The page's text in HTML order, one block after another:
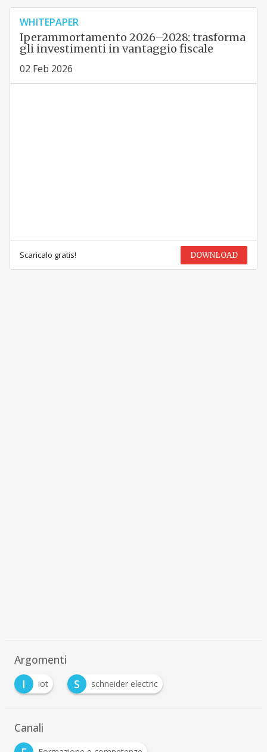
WHITEPAPER
Iperammortamento 2026–2028: trasforma
gli investimenti in vantaggio fiscale
02 Feb 2026
Scaricalo gratis! DOWNLOAD
Argomenti
I
iot S schneider electric
Canali